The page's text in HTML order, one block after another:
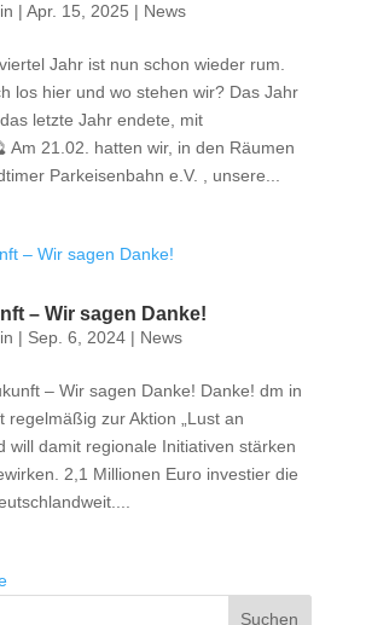
| Apr. 15, 2025 | News
Jahr ist nun schon wieder rum.
los hier und wo stehen wir? Das Jahr
letzte Jahr endete, mit
Am 21.02. hatten wir, in den Räumen
Parkeisenbahn e.V. , unsere...
– Wir sagen Danke!
| Sep. 6, 2024| News
– Wir sagen Danke! Danke! dm in
regelmäßig zur Aktion „Lust an
will damit regionale Initiativen stärken
2,1 Millionen Euro investier die
Suchen